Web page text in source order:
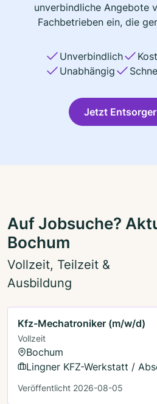
unverbindliche Angebote
Fachbetrieben ein, die
Unverbindlich
Unabhängig
Jetzt
Auf Jobsuche?
Bochum
Vollzeit, Teilzeit &
Ausbildung
Kfz-Mechatroniker (m/w/d)
Vollzeit
Bochum
Lingner KFZ-Werkstatt /
Veröffentlicht 2026-08-05